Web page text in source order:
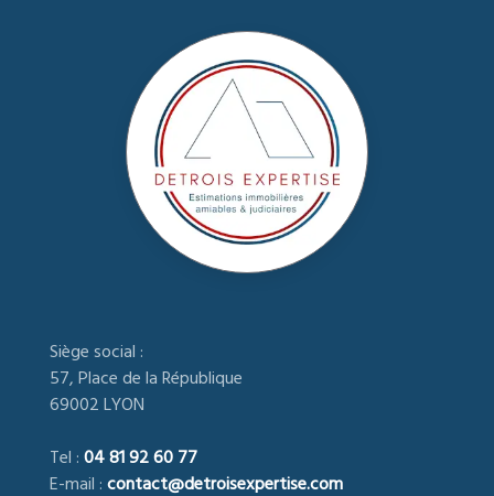
Siège social :
57, Place de la République
69002 LYON
Tel :04 81 92 60 77
E-mail :contact@detroisexpertise.com